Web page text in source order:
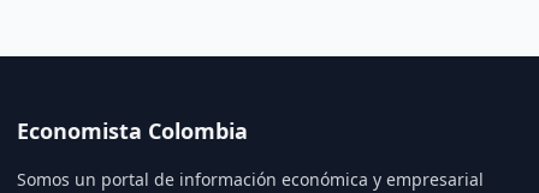
Economista Colombia
Somos un portal de información económica y empresarial